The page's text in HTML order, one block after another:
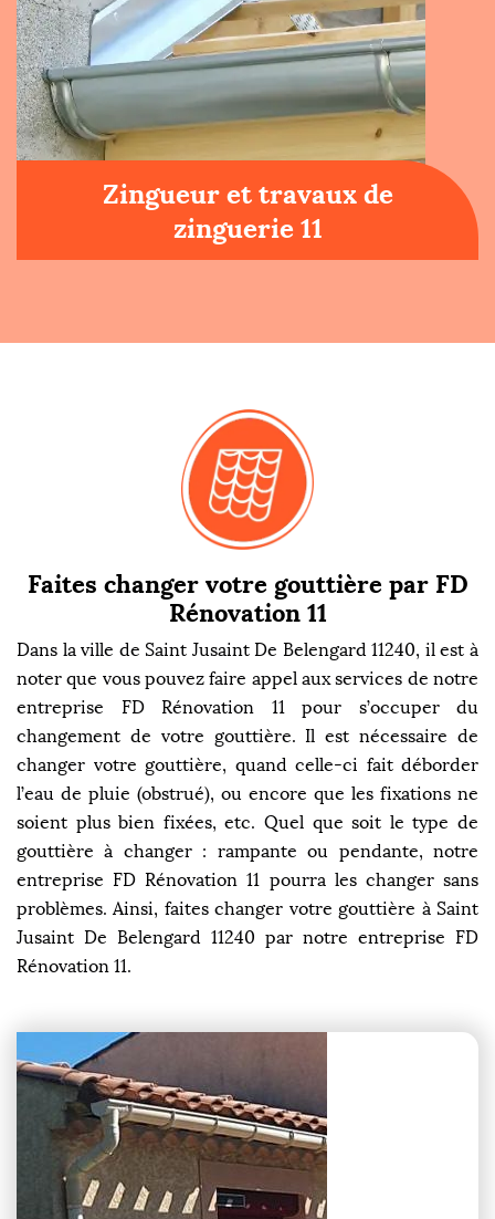
Zingueur et travaux de
zinguerie 11
Faites changer votre gouttière par FD
Rénovation 11
Dans la ville de Saint Jusaint De Belengard 11240, il est à
noter que vous pouvez faire appel aux services de notre
entreprise FD Rénovation 11 pour s’occuper du
changement de votre gouttière. Il est nécessaire de
changer votre gouttière, quand celle-ci fait déborder
l’eau de pluie (obstrué), ou encore que les fixations ne
soient plus bien fixées, etc. Quel que soit le type de
gouttière à changer : rampante ou pendante, notre
entreprise FD Rénovation 11 pourra les changer sans
problèmes. Ainsi, faites changer votre gouttière à Saint
Jusaint De Belengard 11240 par notre entreprise FD
Rénovation 11.